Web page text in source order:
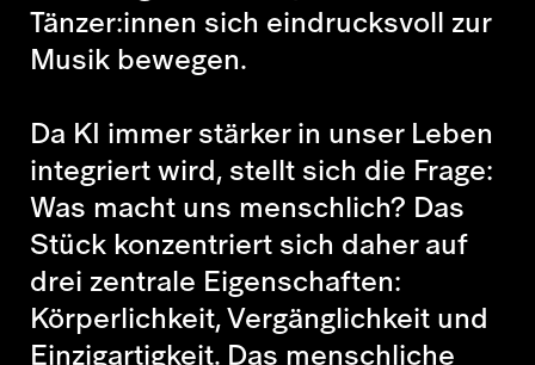
Tänzer:innen sich eindrucksvoll zur
Musik bewegen.
Da KI immer stärker in unser Leben
integriert wird, stellt sich die Frage:
Was macht uns menschlich? Das
Stück konzentriert sich daher auf
drei zentrale Eigenschaften:
Körperlichkeit, Vergänglichkeit und
Einzigartigkeit. Das menschliche